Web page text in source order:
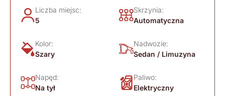
Liczba miejsc:
5
Skrzynia:
Automatyczna
Kolor:
Szary
Nadwozie:
Sedan / Limuzyna
Napęd:
Na tył
Paliwo:
Elektryczny